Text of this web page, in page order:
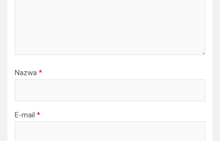
Nazwa *
E-mail *